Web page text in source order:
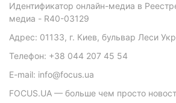
Идентификатор онлайн-медиа в
медиа - R40-03129
Адрес: 01133, г. Киев, бульвар Леси
Телефон: +38 044 207 45 54
E-mail: info@focus.ua
FOCUS.UA — больше чем просто